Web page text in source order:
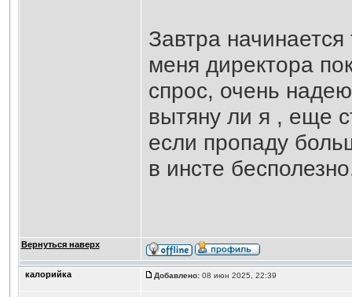
Завтра
меня директора
спрос, очень
вытяну ли я , еще
если пропаду
в инсте
Вернуться наверх
калорийка Добавлено:08 июн 2025, 22:39